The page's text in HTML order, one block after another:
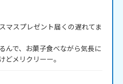
マスプレゼント届くの遅れてま
んで、お菓子食べながら気長に
どメリクリーー。